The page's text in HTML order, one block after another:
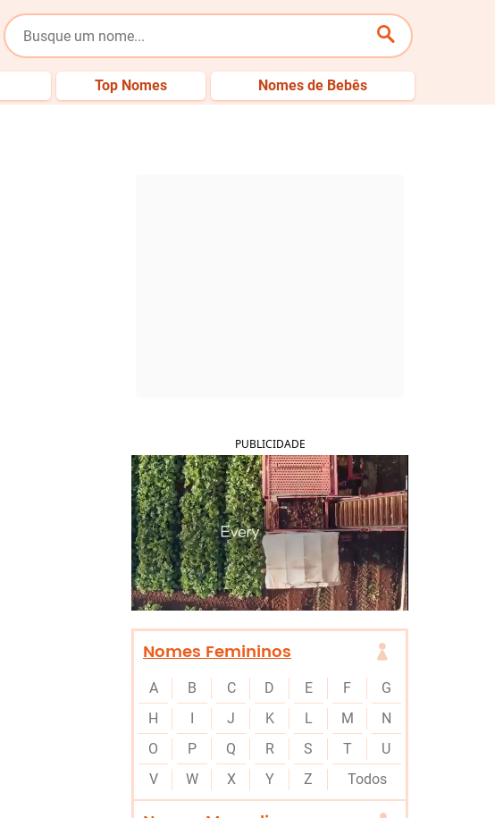
Top Nomes Nomes de Bebês
PUBLICIDADE
Nomes Femininos
A B C D E F
G
H
I J K L M
N
O
P Q R S T
U
V
W X Y Z Todos